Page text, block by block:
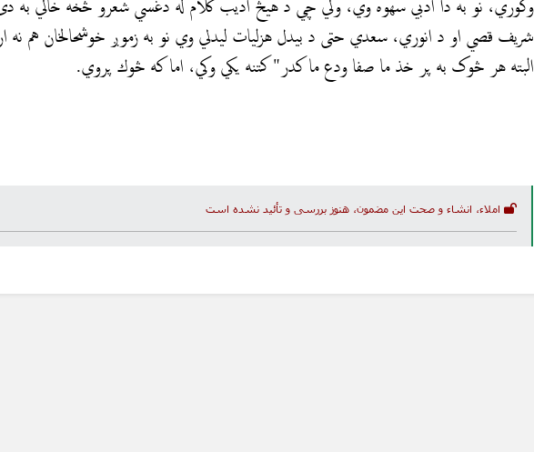
وگوري، نو به دا ادبي سهوه وي، ولي چي د هيڅ اديب كلام له دغسي شعرو څخه خالي
شريف قصي او د انوري، سعدي حتى د بيدل هزليات ليدلي وي نو به زموږ خوشحالخان هم نه
البته هر څوک به پر خذ ما صفا ودع ما كدر" کتنه يكي وكي، اما كه څوك پروي.
املاء، انشاء و صحت این مضمون، هنوز بررسی و تأئید نشده است